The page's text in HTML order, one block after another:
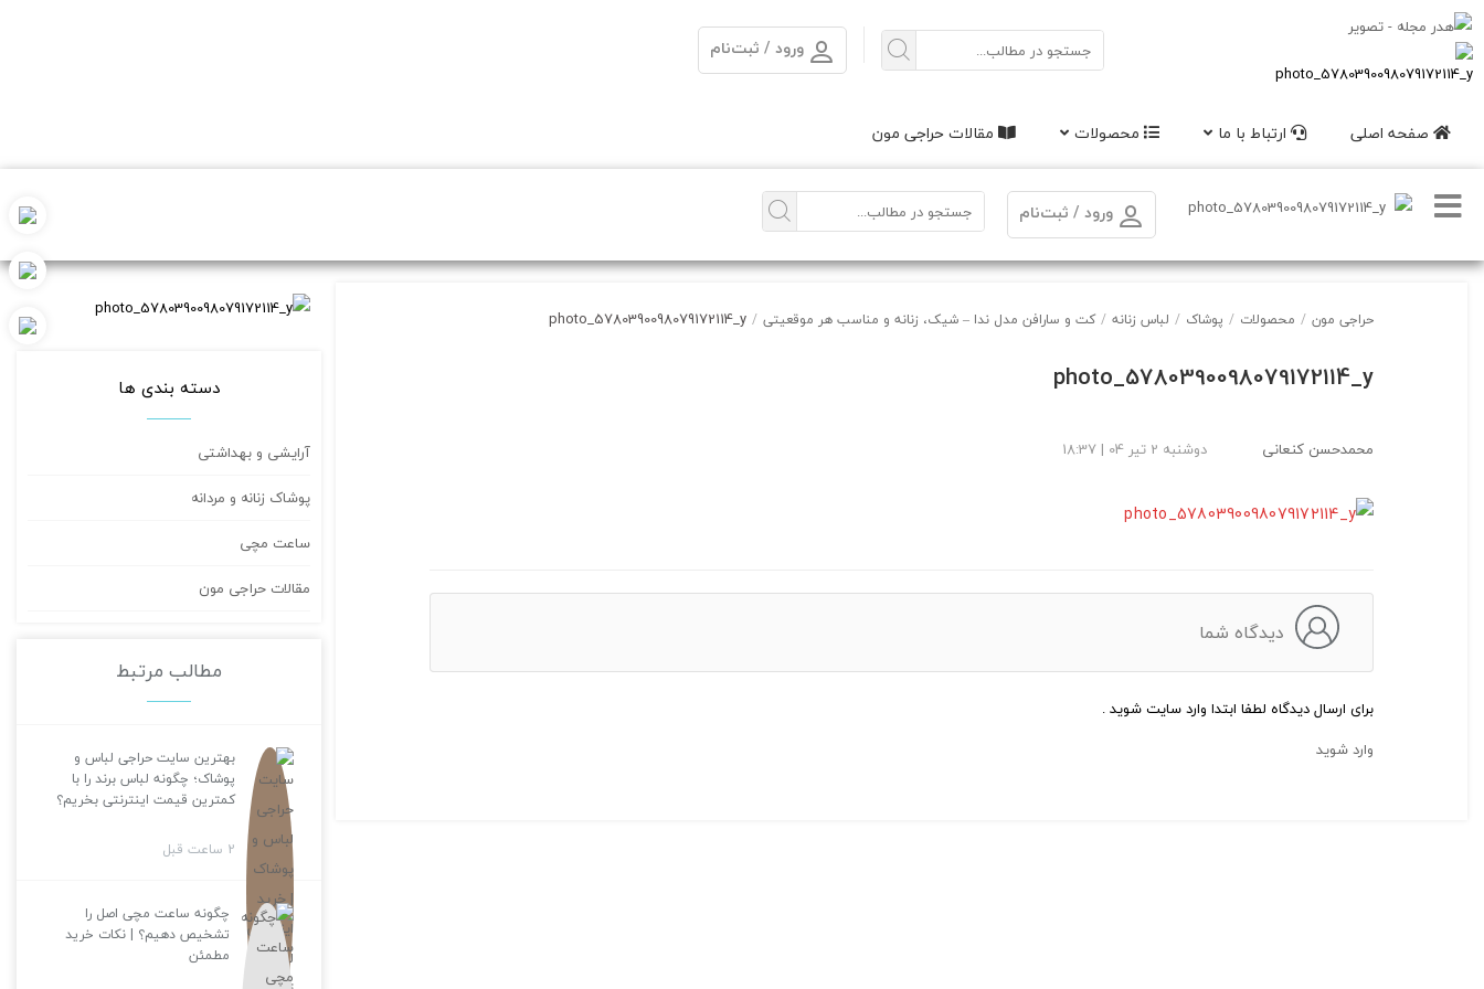
ورود / ثبت‌نام
صفحه اصلی ارتباط با ما محصولات مقالات حراجی مون
ورود / ثبت‌نام
حراجی مون / محصولات / پوشاک / لباس زنانه / کت و سارافن مدل ندا – شیک، زنانه و مناسب هر موقعیتی /
photo_5780390098079172114_y
photo_5780390098079172114_y
محمدحسن کنعانی دوشنبه 2 تیر 04 | 18:37
دیدگاه شما
برای ارسال دیدگاه لطفا ابتدا وارد سایت شوید .
وارد شوید
دسته بندی ها
آرایشی و بهداشتی
پوشاک زنانه و مردانه
ساعت مچی
مقالات حراجی مون
مطالب مرتبط
بهترین سایت حراجی لباس و
پوشاک؛ چگونه لباس برند را با
کمترین قیمت اینترنتی بخریم؟
2 ساعت قبل
چگونه ساعت مچی اصل را
تشخیص دهیم؟ | نکات خرید
مطمئن